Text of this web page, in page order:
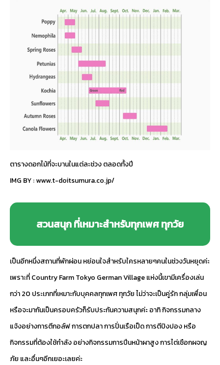
ตารางดอกไม้ที่จะบานในแต่ละช่วง ตลอดทั้งปี
IMG BY :www.t-doitsumura.co.jp/
สวนสนุก ที่เหมาะสำหรับทุกเพศ ทุกวัย
เป็นอีกหนึ่งสถานที่พักผ่อน หย่อนใจสำหรับใครหลายๆคนในช่วงวันหยุดค่ะ
เพราะที่ Country Farm Tokyo German Village แห่งนี้เขามีเครื่องเล่น
กว่า 20 ประเภทที่เหมาะกับบุคคลทุกเพศ ทุกวัย ไม่ว่าจะเป็นคู่รัก กลุ่มเพื่อน
หรือจะมากันเป็นครอบครัวก็รับประกันความสนุกค่ะ อาทิ กิจกรรมกลาง
แจ้งอย่างการตีกอล์ฟ การตกปลา การปั่นเรือเป็ด การตีปิงปอง หรือ
กิจกรรมที่ต้องใช้กำลัง อย่างกิจกรรมการปีนหน้าผาสูง การไต่เชือกผจญ
ภัย และอื่นๆอีกเยอะเลยค่ะ